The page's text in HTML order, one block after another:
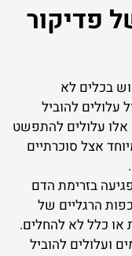
פדיקור
בכלים לא
עלולים להוביל
אלו עלולים להתפשט
אצל סוכרתיים
בזרימת הדם
הרגליים של
או כלל לא להחלים.
ועלולים להוביל